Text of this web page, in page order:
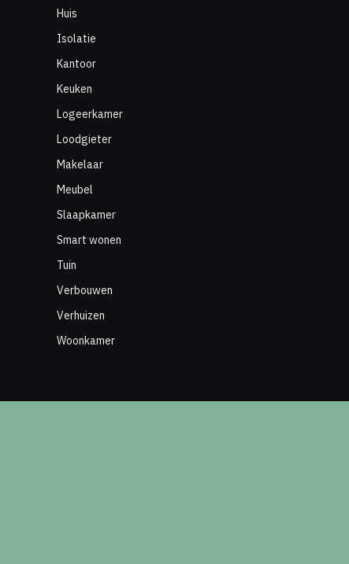
Huis
Isolatie
Kantoor
Keuken
Logeerkamer
Loodgieter
Makelaar
Meubel
Slaapkamer
Smart wonen
Tuin
Verbouwen
Verhuizen
Woonkamer